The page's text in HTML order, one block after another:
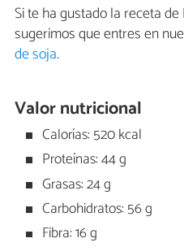
Si te ha gustado la receta de
sugerimos que entres en
de soja.
Valor nutricional
Calorías: 520 kcal
Proteínas: 44 g
Grasas: 24 g
Carbohidratos: 56 g
Fibra: 16 g